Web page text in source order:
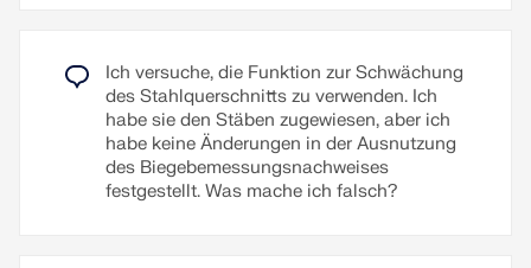
Ich versuche, die Funktion zur Schwächung
des Stahlquerschnitts zu verwenden. Ich
habe sie den Stäben zugewiesen, aber ich
habe keine Änderungen in der Ausnutzung
des Biegebemessungsnachweises
festgestellt. Was mache ich falsch?